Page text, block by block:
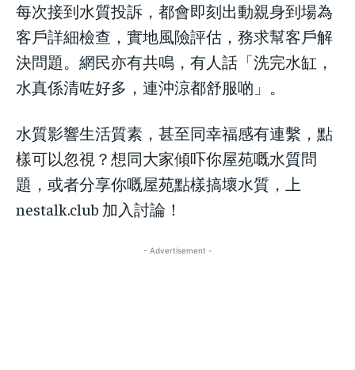
每次接到水質投訴，都會即刻出動親身到場為
客戶詳細檢查，實地風險評估，務求幫客戶解
決問題。網民亦有共鳴，有人話「洗完水缸，
水真係清咗好多，連沖涼都舒服啲」。
水質影響生活質素，甚至同幸福感有連繫，點
樣可以忽視？想同大家傾吓你屋苑嘅水質問
題，或者分享你嘅屋苑點樣搞壞水質，上
nestalk.club 加入討論！
- Advertisement -